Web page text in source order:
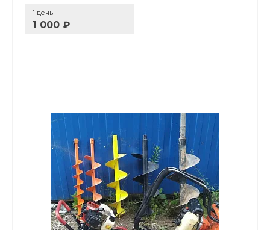
1 день
1 000 ₽